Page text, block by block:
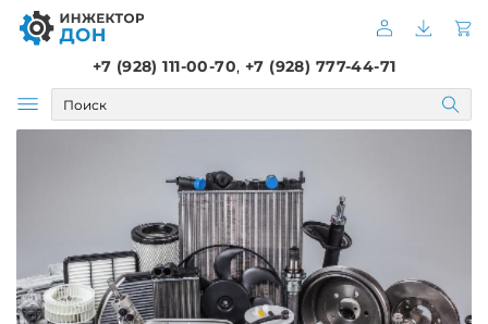
+7 (928) 111-00-70, +7 (928) 777-44-71